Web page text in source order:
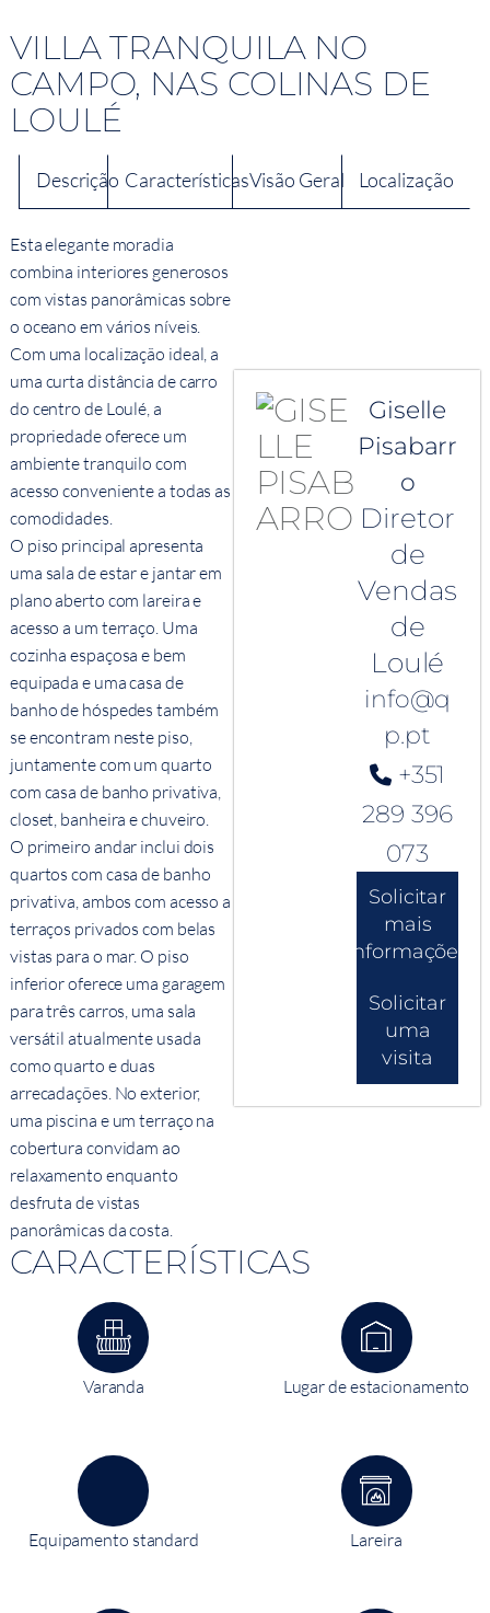
VILLA TRANQUILA NO
CAMPO, NAS COLINAS DE
LOULÉ
Descrição CaracterísticasVisão Geral Localização
Esta elegante moradia
combina interiores generosos
com vistas panorâmicas sobre
o oceano em vários níveis.
Com uma localização ideal, a
uma curta distância de carro
do centro de Loulé, a
propriedade oferece um
ambiente tranquilo com
acesso conveniente a todas as
comodidades.
O piso principal apresenta
uma sala de estar e jantar em
plano aberto com lareira e
acesso a um terraço. Uma
cozinha espaçosa e bem
equipada e uma casa de
banho de hóspedes também
se encontram neste piso,
juntamente com um quarto
com casa de banho privativa,
closet, banheira e chuveiro.
O primeiro andar inclui dois
quartos com casa de banho
privativa, ambos com acesso a
terraços privados com belas
vistas para o mar. O piso
inferior oferece uma garagem
para três carros, uma sala
versátil atualmente usada
como quarto e duas
arrecadações. No exterior,
uma piscina e um terraço na
cobertura convidam ao
relaxamento enquanto
desfruta de vistas
panorâmicas da costa.
Giselle
Pisabarr
o
Diretor
de
Vendas
de
Loulé
info@q
p.pt
+351
289 396
073
Solicitar
mais
informações
Solicitar
uma
visita
CARACTERÍSTICAS
Varanda Lugar de estacionamento
Equipamento standard Lareira